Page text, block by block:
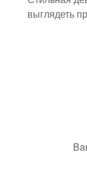
выглядеть